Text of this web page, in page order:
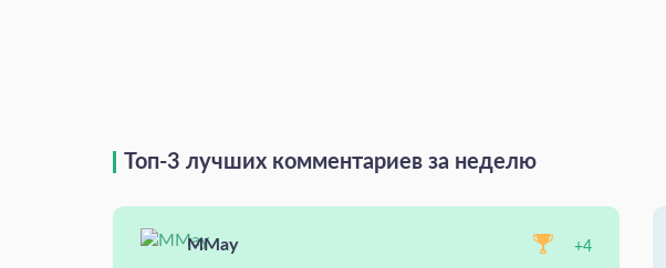
Топ-3 лучших комментариев за неделю
MMay +4